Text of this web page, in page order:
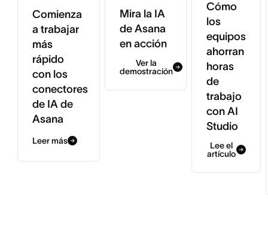
Comienza
a trabajar
más
rápido
con los
conectores
de IA de
Asana
Leer más
Mira la IA
de Asana
en acción
Ver la
demostración
Cómo
los
equipos
ahorran
horas
de
trabajo
con AI
Studio
Lee el
artículo